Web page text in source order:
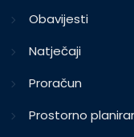
Obavijesti
Natječaji
Proračun
Prostorno